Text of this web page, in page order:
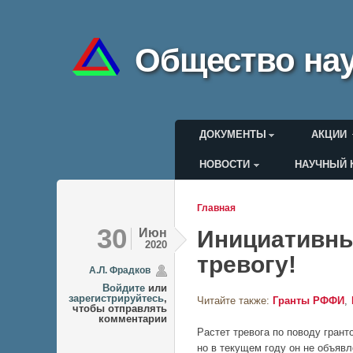
Общество
Главное меню
ДОКУМЕНТЫ АКЦИИ
Меню
НОВОСТИ НАУЧНЫЙ
Вы здесь
Главная
30 Июн
2020
А.Л. Фрадков
Войдите или
зарегистрируйтесь,
чтобы отправлять
комментарии
тревогу!
Читайте также: Гранты РФФИ
Растет тревога по поводу
но в текущем году он не